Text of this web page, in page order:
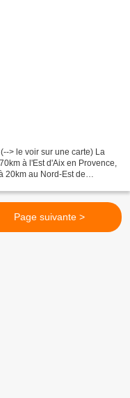
> le voir sur une carte) La
à l'Est d'Aix en Provence,
20km au Nord-Est de
Page suivante >